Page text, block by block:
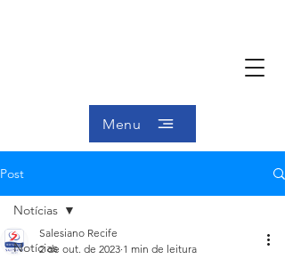
Menu
Post
Notícias
Notícias
Salesiano Recife
2 de out. de 2023 1 min de leitura